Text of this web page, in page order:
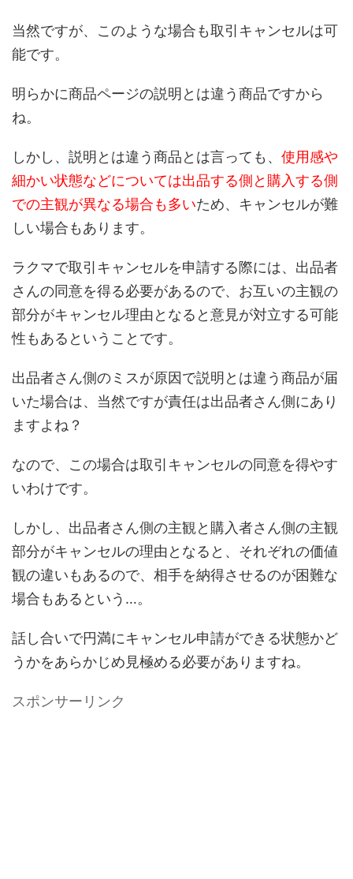
当然ですが、このような場合も取引キャンセルは可
能です。
明らかに商品ページの説明とは違う商品ですから
ね。
しかし、説明とは違う商品とは言っても、 使用感や
細かい状態などについては出品する側と購入する側
での主観が異なる場合も多いため、キャンセルが難
しい場合もあります。
ラクマで取引キャンセルを申請する際には、出品者
さんの同意を得る必要があるので、お互いの主観の
部分がキャンセル理由となると意見が対立する可能
性もあるということです。
出品者さん側のミスが原因で説明とは違う商品が届
いた場合は、当然ですが責任は出品者さん側にあり
ますよね？
なので、この場合は取引キャンセルの同意を得やす
いわけです。
しかし、出品者さん側の主観と購入者さん側の主観
部分がキャンセルの理由となると、それぞれの価値
観の違いもあるので、相手を納得させるのが困難な
場合もあるという…。
話し合いで円満にキャンセル申請ができる状態かど
うかをあらかじめ見極める必要がありますね。
スポンサーリンク